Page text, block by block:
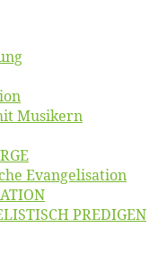
Musikern
Evangelisation
PREDIGEN